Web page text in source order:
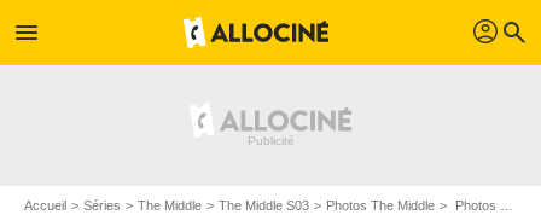
menu profil search
Accueil Séries The Middle The Middle S03 Photos The Middle Photos The Middle S03